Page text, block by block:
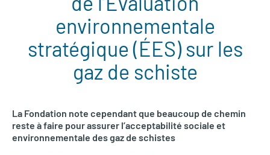
environnementale
stratégique (ÉES) sur les
gaz de schiste
La Fondation note cependant que beaucoup de chemin
reste à faire pour assurer l’acceptabilité sociale et
environnementale des gaz de schistes